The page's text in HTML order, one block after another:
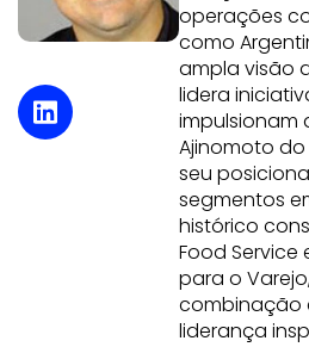
operações
como
ampla visão
lidera
impulsionam
Ajinomoto do
seu
segmentos
histórico
Food Service
para o
combinação
liderança